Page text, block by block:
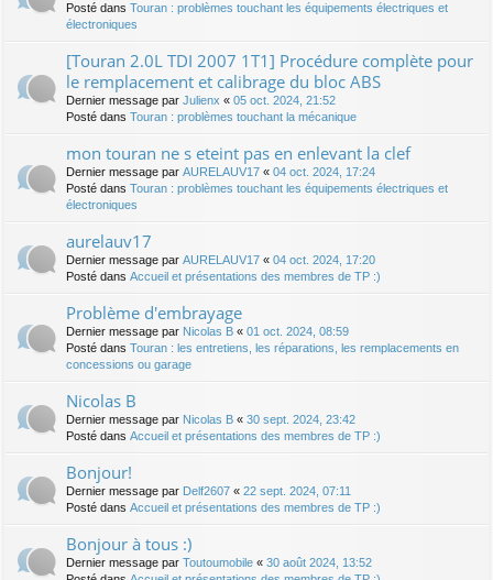
Posté dans Touran : problèmes touchant les équipements électriques et
électroniques
[Touran 2.0L TDI 2007 1T1] Procédure complète pour
le remplacement et calibrage du bloc ABS
Dernier message par Julienx « 05 oct. 2024, 21:52
Posté dans Touran : problèmes touchant la mécanique
mon touran ne s eteint pas en enlevant la clef
Dernier message par AURELAUV17 « 04 oct. 2024, 17:24
Posté dans Touran : problèmes touchant les équipements électriques et
électroniques
aurelauv17
Dernier message par AURELAUV17 « 04 oct. 2024, 17:20
Posté dans Accueil et présentations des membres de TP :)
Problème d'embrayage
Dernier message par Nicolas B « 01 oct. 2024, 08:59
Posté dans Touran : les entretiens, les réparations, les remplacements en
concessions ou garage
Nicolas B
Dernier message par Nicolas B « 30 sept. 2024, 23:42
Posté dans Accueil et présentations des membres de TP :)
Bonjour!
Dernier message par Delf2607 « 22 sept. 2024, 07:11
Posté dans Accueil et présentations des membres de TP :)
Bonjour à tous :)
Dernier message par Toutoumobile « 30 août 2024, 13:52